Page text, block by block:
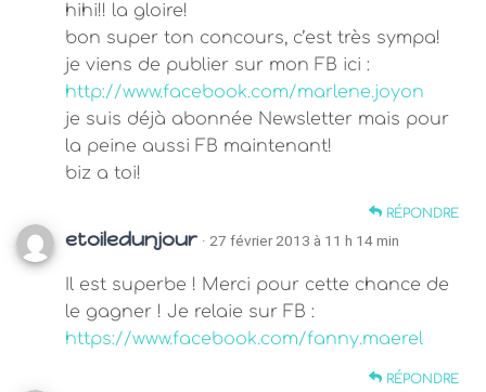
hihi!! la gloire!
bon super ton concours, c’est très sympa!
je viens de publier sur mon FB ici :
http://www.facebook.com/marlene.joyon
je suis déjà abonnée Newsletter mais pour
la peine aussi FB maintenant!
biz a toi!
RÉPONDRE
etoiledunjour · 27 février 2013 à 11 h 14 min
Il est superbe ! Merci pour cette chance de
le gagner ! Je relaie sur FB :
https://www.facebook.com/fanny.maerel
RÉPONDRE